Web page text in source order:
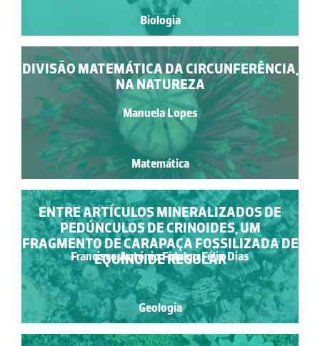
DIVISÃO MATEMÁTICA DA CIRCUNFERÊNCIA,
NA NATUREZA
Manuela Lopes
Matemática
ENTRE ARTÍCULOS MINERALIZADOS DE
PEDÚNCULOS DE CRINOIDES, UM
FRAGMENTO DE CARAPAÇA FOSSILIZADA DE
EQUINOIDE REGULAR
Francisco António Fidalgo Félix Dias
Geologia
Biologia